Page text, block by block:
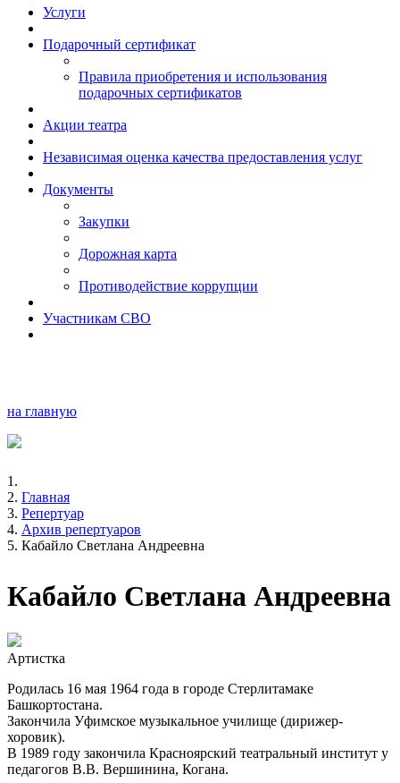
Услуги
Подарочный сертификат
Правила приобретения и использования
подарочных сертификатов
Акции театра
Независимая оценка качества предоставления услуг
Документы
Закупки
Дорожная карта
Противодействие коррупции
Участникам СВО
на главную
Главная
Репертуар
Архив репертуаров
Кабайло Светлана Андреевна
Кабайло Светлана Андреевна
Артистка
Родилась 16 мая 1964 года в городе Стерлитамаке
Башкортостана.
Закончила Уфимское музыкальное училище (дирижер-
хоровик).
В 1989 году закончила Красноярский театральный институт у
педагогов В.В. Вершинина, Когана.